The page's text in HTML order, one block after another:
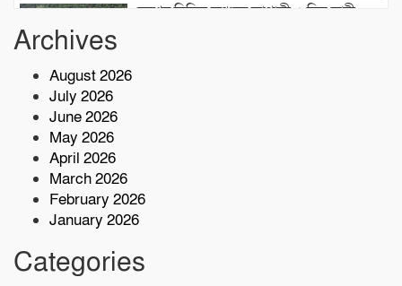
দেশের বিভিন্ন অঞ্চলে আগামী ৫ দিন ভারী
শরণখোলায় মাদকবিরোধী সাঁড়াশি অভিযান
Archives
August 2026
July 2026
June 2026
May 2026
April 2026
March 2026
February 2026
January 2026
Categories